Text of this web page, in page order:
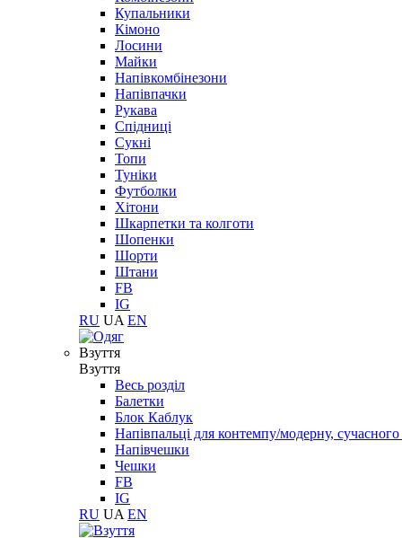
Купальники
Кімоно
Лосини
Майки
Напівкомбінезони
Напівпачки
Рукава
Спідниці
Сукні
Топи
Туніки
Футболки
Хітони
Шкарпетки та колготи
Шопенки
Шорти
Штани
FB
IG
RU UA EN
Взуття
Взуття
Весь розділ
Балетки
Блок Каблук
Напівпальці для контемпу/модерну,
Напівчешки
Чешки
FB
IG
RU UA EN